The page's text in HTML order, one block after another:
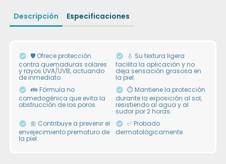
Descripción Especificaciones
🛡 Ofrece protección
contra quemaduras solares
y rayos UVA/UVB, actuando
de inmediato.
💧 Su textura ligera
facilita la aplicación y no
deja sensación grasosa en
la piel.
👪 Fórmula no
comedogénica que evita la
obstrucción de los poros.
⏱ Mantiene la protección
durante la exposición al sol,
resistiendo al agua y al
sudor por 2 horas.
🌼 Contribuye a prevenir el
envejecimiento prematuro de
la piel.
✅ Probado
dermatológicamente.